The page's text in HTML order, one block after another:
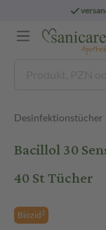
Desinfektionstücher
Bacillol 30
40 St Tücher
Biozid2